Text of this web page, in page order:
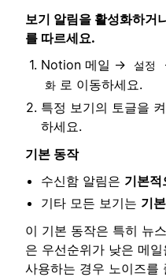
보기 알림을 활성화하거
를 따르세요.
Notion 메일 →
설정
화 로 이동하세요.
특정 보기의 토글을
하세요.
기본 동작
수신함 알림은 기본적
기타 모든 보기는 기
이 기본 동작은 특히 뉴
은 우선순위가 낮은 메
사용하는 경우 노이즈를